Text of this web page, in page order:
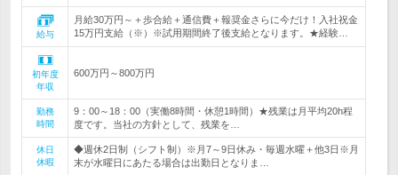
給与
月給30万円～＋歩合給＋通信費＋報奨金さらに今だけ！入社祝金
15万円支給（※）※試用期間終了後支給となります。★経験…
初年度
年収
600万円～800万円
勤務
時間
9：00～18：00（実働8時間・休憩1時間）★残業は月平均20h程
度です。当社の方針として、残業を…
休日
休暇
◆週休2日制（シフト制）※月7～9日休み・毎週水曜＋他3日※月
末が水曜日にあたる場合は出勤日となりま…